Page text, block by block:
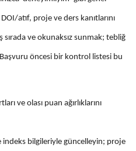
atıf, proje ve ders kanıtlarını
sırada ve okunaksız sunmak; tebliğ
öncesi bir kontrol listesi bu
ve olası puan ağırlıklarını
indeks bilgileriyle güncelleyin; proje